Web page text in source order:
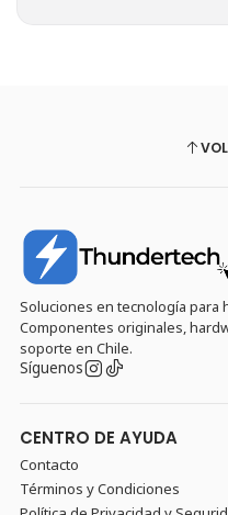
Soluciones en tecnología para
Componentes originales,
soporte en Chile.
Síguenos
CENTRO DE AYUDA
Contacto
Términos y Condiciones